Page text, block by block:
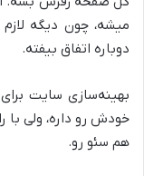
میشه، چون دیگه
دوباره اتفاق بیفته.
خودش رو داره، ولی
هم سئو رو.